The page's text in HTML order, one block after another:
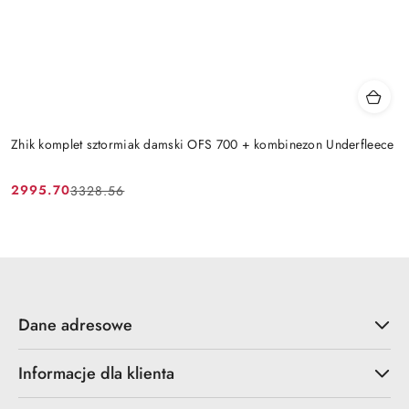
Zhik komplet sztormiak damski OFS 700 + kombinezon Underfleece
Cena
2995.70
Cena
3328.56
Dane adresowe
Informacje dla klienta